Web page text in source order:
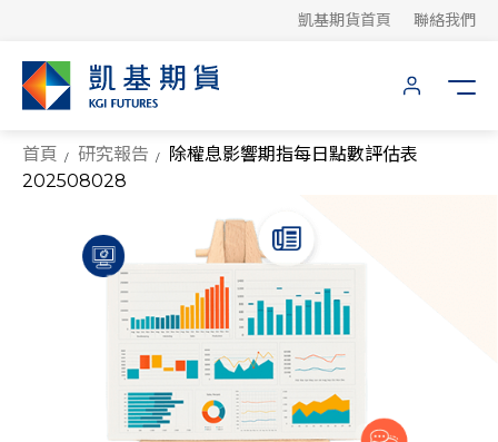
凱基期貨首頁 聯絡我們
首頁 研究報告
除權息影響期指每日點數評估表
202508028